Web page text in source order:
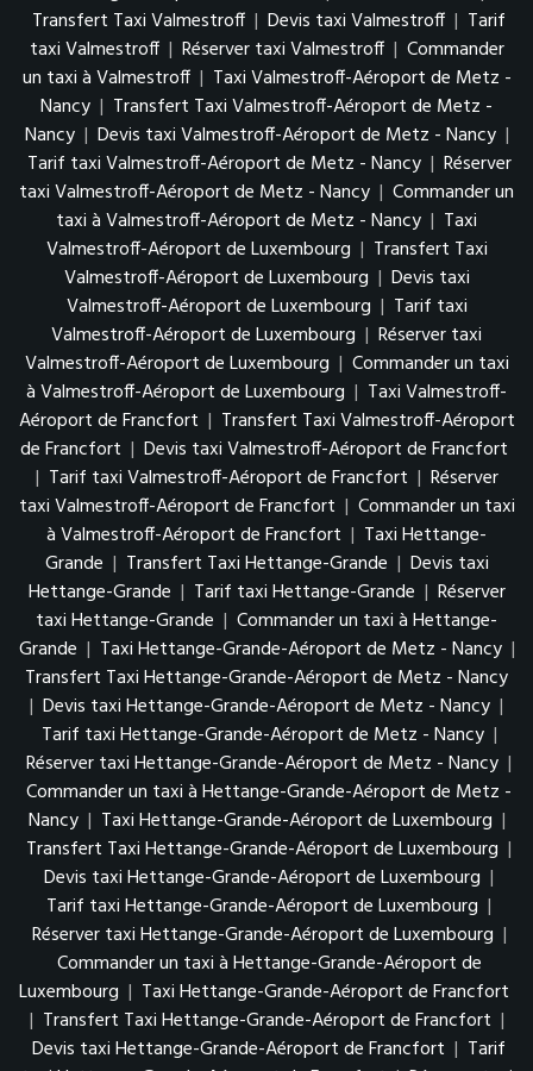
Transfert Taxi Valmestroff | Devis taxi Valmestroff | Tarif
taxi Valmestroff | Réserver taxi Valmestroff | Commander
un taxi à Valmestroff | Taxi Valmestroff-Aéroport de Metz -
Nancy | Transfert Taxi Valmestroff-Aéroport de Metz -
Nancy | Devis taxi Valmestroff-Aéroport de Metz - Nancy |
Tarif taxi Valmestroff-Aéroport de Metz - Nancy | Réserver
taxi Valmestroff-Aéroport de Metz - Nancy | Commander un
taxi à Valmestroff-Aéroport de Metz - Nancy | Taxi
Valmestroff-Aéroport de Luxembourg | Transfert Taxi
Valmestroff-Aéroport de Luxembourg | Devis taxi
Valmestroff-Aéroport de Luxembourg | Tarif taxi
Valmestroff-Aéroport de Luxembourg | Réserver taxi
Valmestroff-Aéroport de Luxembourg | Commander un taxi
à Valmestroff-Aéroport de Luxembourg | Taxi Valmestroff-
Aéroport de Francfort | Transfert Taxi Valmestroff-Aéroport
de Francfort | Devis taxi Valmestroff-Aéroport de Francfort
| Tarif taxi Valmestroff-Aéroport de Francfort | Réserver
taxi Valmestroff-Aéroport de Francfort | Commander un taxi
à Valmestroff-Aéroport de Francfort | Taxi Hettange-
Grande | Transfert Taxi Hettange-Grande | Devis taxi
Hettange-Grande | Tarif taxi Hettange-Grande | Réserver
taxi Hettange-Grande | Commander un taxi à Hettange-
Grande | Taxi Hettange-Grande-Aéroport de Metz - Nancy |
Transfert Taxi Hettange-Grande-Aéroport de Metz - Nancy
| Devis taxi Hettange-Grande-Aéroport de Metz - Nancy |
Tarif taxi Hettange-Grande-Aéroport de Metz - Nancy |
Réserver taxi Hettange-Grande-Aéroport de Metz - Nancy |
Commander un taxi à Hettange-Grande-Aéroport de Metz -
Nancy | Taxi Hettange-Grande-Aéroport de Luxembourg |
Transfert Taxi Hettange-Grande-Aéroport de Luxembourg |
Devis taxi Hettange-Grande-Aéroport de Luxembourg |
Tarif taxi Hettange-Grande-Aéroport de Luxembourg |
Réserver taxi Hettange-Grande-Aéroport de Luxembourg |
Commander un taxi à Hettange-Grande-Aéroport de
Luxembourg | Taxi Hettange-Grande-Aéroport de Francfort
| Transfert Taxi Hettange-Grande-Aéroport de Francfort |
Devis taxi Hettange-Grande-Aéroport de Francfort | Tarif